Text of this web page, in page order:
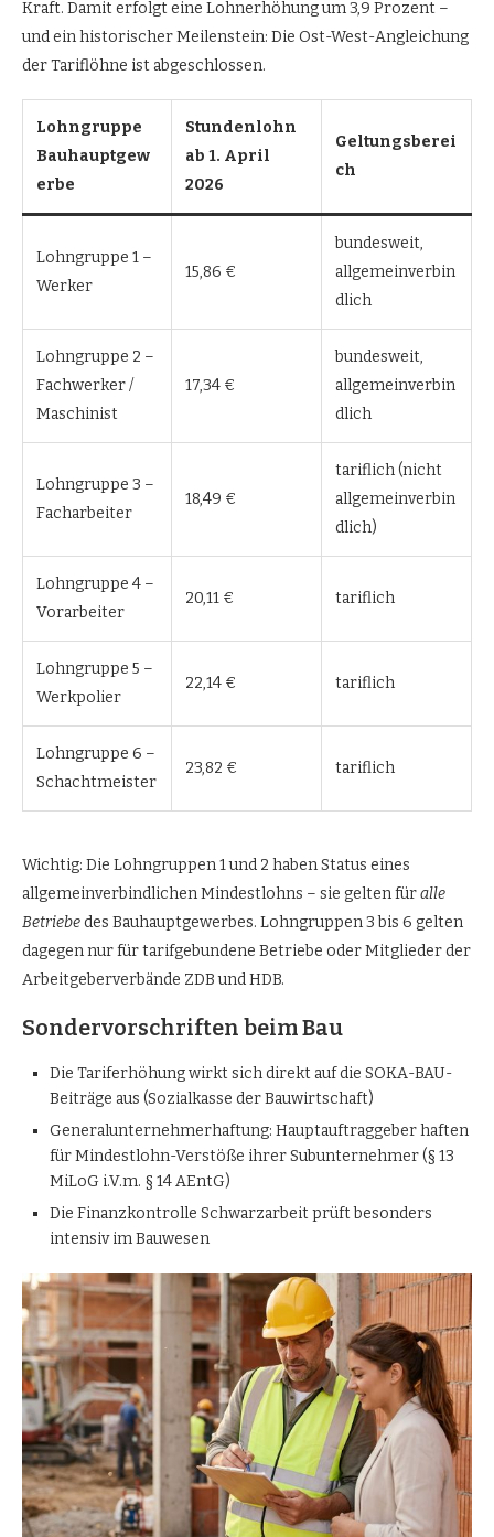
Kraft. Damit erfolgt eine Lohnerhöhung um 3,9 Prozent –
und ein historischer Meilenstein: Die Ost-West-Angleichung
der Tariflöhne ist abgeschlossen.
Lohngruppe
Bauhauptgew
erbe
Stundenlohn
ab 1. April
2026
Geltungsberei
ch
Lohngruppe 1 –
Werker
15,86 €
bundesweit,
allgemeinverbin
dlich
Lohngruppe 2 –
Fachwerker /
Maschinist
17,34 €
bundesweit,
allgemeinverbin
dlich
Lohngruppe 3 –
Facharbeiter
18,49 €
tariflich (nicht
allgemeinverbin
dlich)
Lohngruppe 4 –
Vorarbeiter
20,11 € tariflich
Lohngruppe 5 –
Werkpolier
22,14 € tariflich
Lohngruppe 6 –
Schachtmeister
23,82 € tariflich
Wichtig: Die Lohngruppen 1 und 2 haben Status eines
allgemeinverbindlichen Mindestlohns – sie gelten füralle
Betriebedes Bauhauptgewerbes. Lohngruppen 3 bis 6 gelten
dagegen nur für tarifgebundene Betriebe oder Mitglieder der
Arbeitgeberverbände ZDB und HDB.
Sondervorschriften beim Bau
Die Tariferhöhung wirkt sich direkt auf die SOKA-BAU-
Beiträge aus (Sozialkasse der Bauwirtschaft)
Generalunternehmerhaftung: Hauptauftraggeber haften
für Mindestlohn-Verstöße ihrer Subunternehmer (§ 13
MiLoG i.V.m. § 14 AEntG)
Die Finanzkontrolle Schwarzarbeit prüft besonders
intensiv im Bauwesen